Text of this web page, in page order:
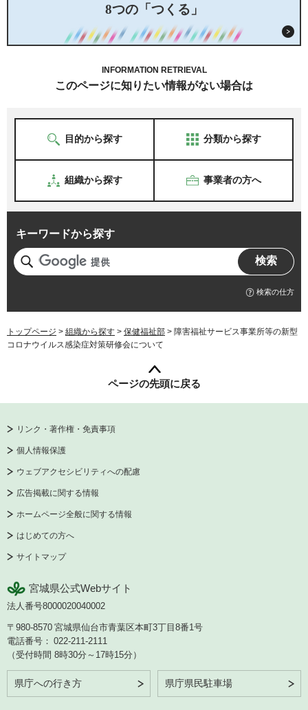
8つの「つくる」
INFORMATION RETRIEVAL
このページに知りたい情報がない場合は
目的から探す 分類から探す
組織から探す 事業者の方へ
キーワードから探す
検索の仕方
トップページ > 組織から探す > 保健福祉部 > 障害福祉サービス事業所等の新型
コロナウイルス感染症対策研修会について
ページの先頭に戻る
リンク・著作権・免責事項
個人情報保護
ウェブアクセシビリティへの配慮
広告掲載に関する情報
ホームページ全般に関する情報
はじめての方へ
サイトマップ
宮城県公式Webサイト
法人番号8000020040002
〒980-8570 宮城県仙台市青葉区本町3丁目8番1号
電話番号： 022-211-2111
（受付時間 8時30分～17時15分）
県庁への行き方 県庁県民駐車場